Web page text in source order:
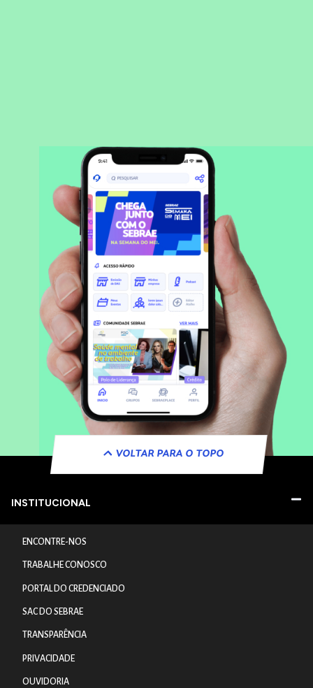
VOLTAR PARA O TOPO
INSTITUCIONAL
ENCONTRE-NOS
TRABALHE CONOSCO
PORTAL DO CREDENCIADO
SAC DO SEBRAE
TRANSPARÊNCIA
PRIVACIDADE
OUVIDORIA